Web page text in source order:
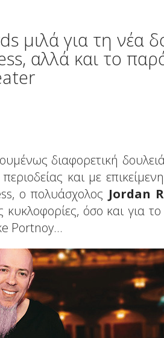
μιλά για τη νέα
αλλά και το
διαφορετική
και με
o πολυάσχολος Jordan
κυκλοφορίες, όσο και για
Portnoy...